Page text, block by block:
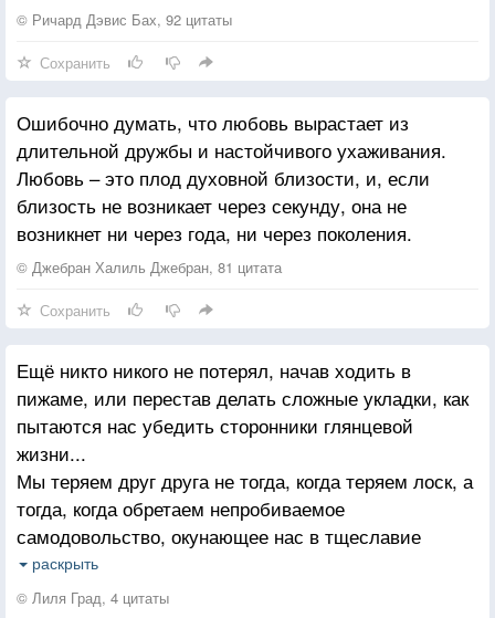
© Ричард Дэвис Бах, 92 цитаты
Сохранить
Ошибочно думать, что любовь вырастает из
длительной дружбы и настойчивого ухаживания.
Любовь – это плод духовной близости, и, если
близость не возникает через секунду, она не
возникнет ни через года, ни через поколения.
© Джебран Халиль Джебран, 81 цитата
Сохранить
Ещё никто никого не потерял, начав ходить в
пижаме, или перестав делать сложные укладки, как
пытаются нас убедить сторонники глянцевой
жизни...
Мы теряем друг друга не тогда, когда теряем лоск, а
тогда, когда обретаем непробиваемое
самодовольство, окунающее нас в тщеславие
думать, будто никто и никуда от нас не денется...
Мы теряем друг друга, зимуя под одной крышей, но
раскрыть
© Лиля Град, 4 цитаты